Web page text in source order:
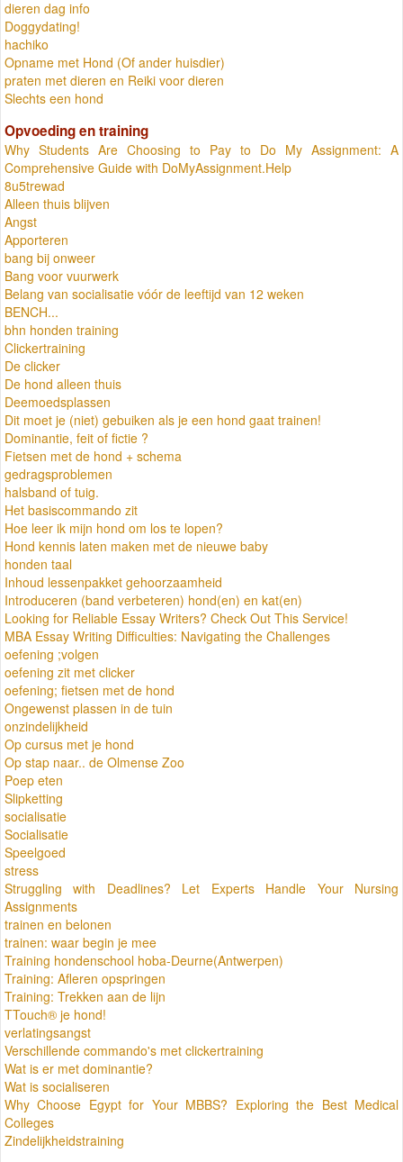
dieren dag info
Doggydating!
hachiko
Opname met Hond (Of ander huisdier)
praten met dieren en Reiki voor dieren
Slechts een hond
Opvoeding en training
Why Students Are Choosing to Pay to Do My Assignment: A
Comprehensive Guide with DoMyAssignment.Help
8u5trewad
Alleen thuis blijven
Angst
Apporteren
bang bij onweer
Bang voor vuurwerk
Belang van socialisatie vóór de leeftijd van 12 weken
BENCH...
bhn honden training
Clickertraining
De clicker
De hond alleen thuis
Deemoedsplassen
Dit moet je (niet) gebuiken als je een hond gaat trainen!
Dominantie, feit of fictie ?
Fietsen met de hond + schema
gedragsproblemen
halsband of tuig.
Het basiscommando zit
Hoe leer ik mijn hond om los te lopen?
Hond kennis laten maken met de nieuwe baby
honden taal
Inhoud lessenpakket gehoorzaamheid
Introduceren (band verbeteren) hond(en) en kat(en)
Looking for Reliable Essay Writers? Check Out This Service!
MBA Essay Writing Difficulties: Navigating the Challenges
oefening ;volgen
oefening zit met clicker
oefening; fietsen met de hond
Ongewenst plassen in de tuin
onzindelijkheid
Op cursus met je hond
Op stap naar.. de Olmense Zoo
Poep eten
Slipketting
socialisatie
Socialisatie
Speelgoed
stress
Struggling with Deadlines? Let Experts Handle Your Nursing
Assignments
trainen en belonen
trainen: waar begin je mee
Training hondenschool hoba-Deurne(Antwerpen)
Training: Afleren opspringen
Training: Trekken aan de lijn
TTouch® je hond!
verlatingsangst
Verschillende commando's met clickertraining
Wat is er met dominantie?
Wat is socialiseren
Why Choose Egypt for Your MBBS? Exploring the Best Medical
Colleges
Zindelijkheidstraining